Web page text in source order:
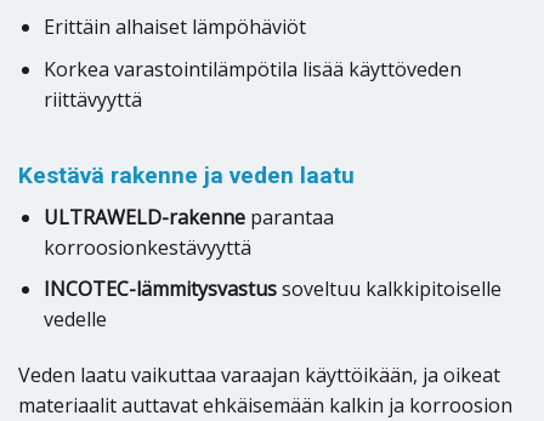
Erittäin alhaiset lämpöhäviöt
Korkea varastointilämpötila lisää käyttöveden
riittävyyttä
Kestävä rakenne ja veden laatu
ULTRAWELD-rakenneparantaa
korroosionkestävyyttä
INCOTEC-lämmitysvastussoveltuu kalkkipitoiselle
vedelle
Veden laatu vaikuttaa varaajan käyttöikään, ja oikeat
materiaalit auttavat ehkäisemään kalkin ja korroosion